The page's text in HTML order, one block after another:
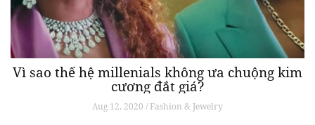
Vì sao thế hệ millenials không ưa chuộng kim
cương đắt giá?
Aug 12, 2020 / Fashion & Jewelry